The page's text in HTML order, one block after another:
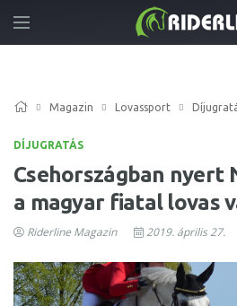
Magazin Lovassport
DÍJUGRATÁS
Csehországban nyert
a magyar fiatal lovas
Riderline Magazin 2019. április 27.